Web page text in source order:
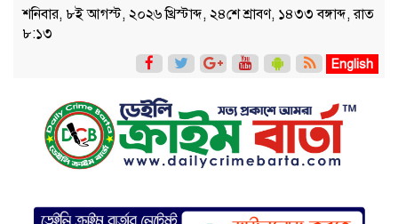
শনিবার, ৮ই আগস্ট, ২০২৬ খ্রিস্টাব্দ, ২৪শে শ্রাবণ, ১৪৩৩ বঙ্গাব্দ, রাত
৮:১৩
English